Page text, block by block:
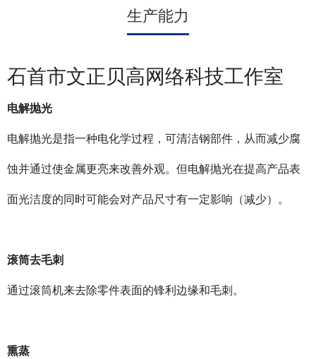
生产能力
石首市文正贝高网络科技工作室
电解抛光
电解抛光是指一种电化学过程，可清洁钢部件，从而减少腐
蚀并通过使金属更亮来改善外观。但电解抛光在提高产品表
面光洁度的同时可能会对产品尺寸有一定影响（减少）。
滚筒去毛刺
通过滚筒机来去除零件表面的锋利边缘和毛刺。
熏蒸